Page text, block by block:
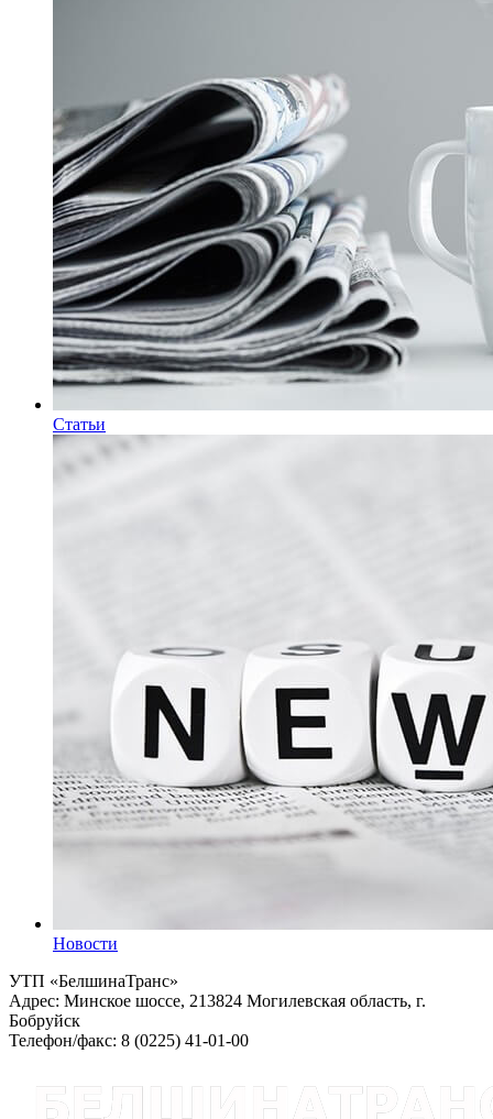
Статьи
Новости
УТП «БелшинаТранс»
Адрес: Минское шоссе, 213824 Могилевская область, г.
Бобруйск
Телефон/факс: 8 (0225) 41-01-00